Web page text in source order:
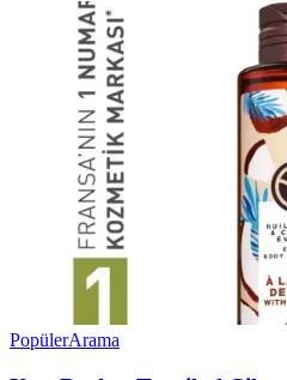
PopülerArama